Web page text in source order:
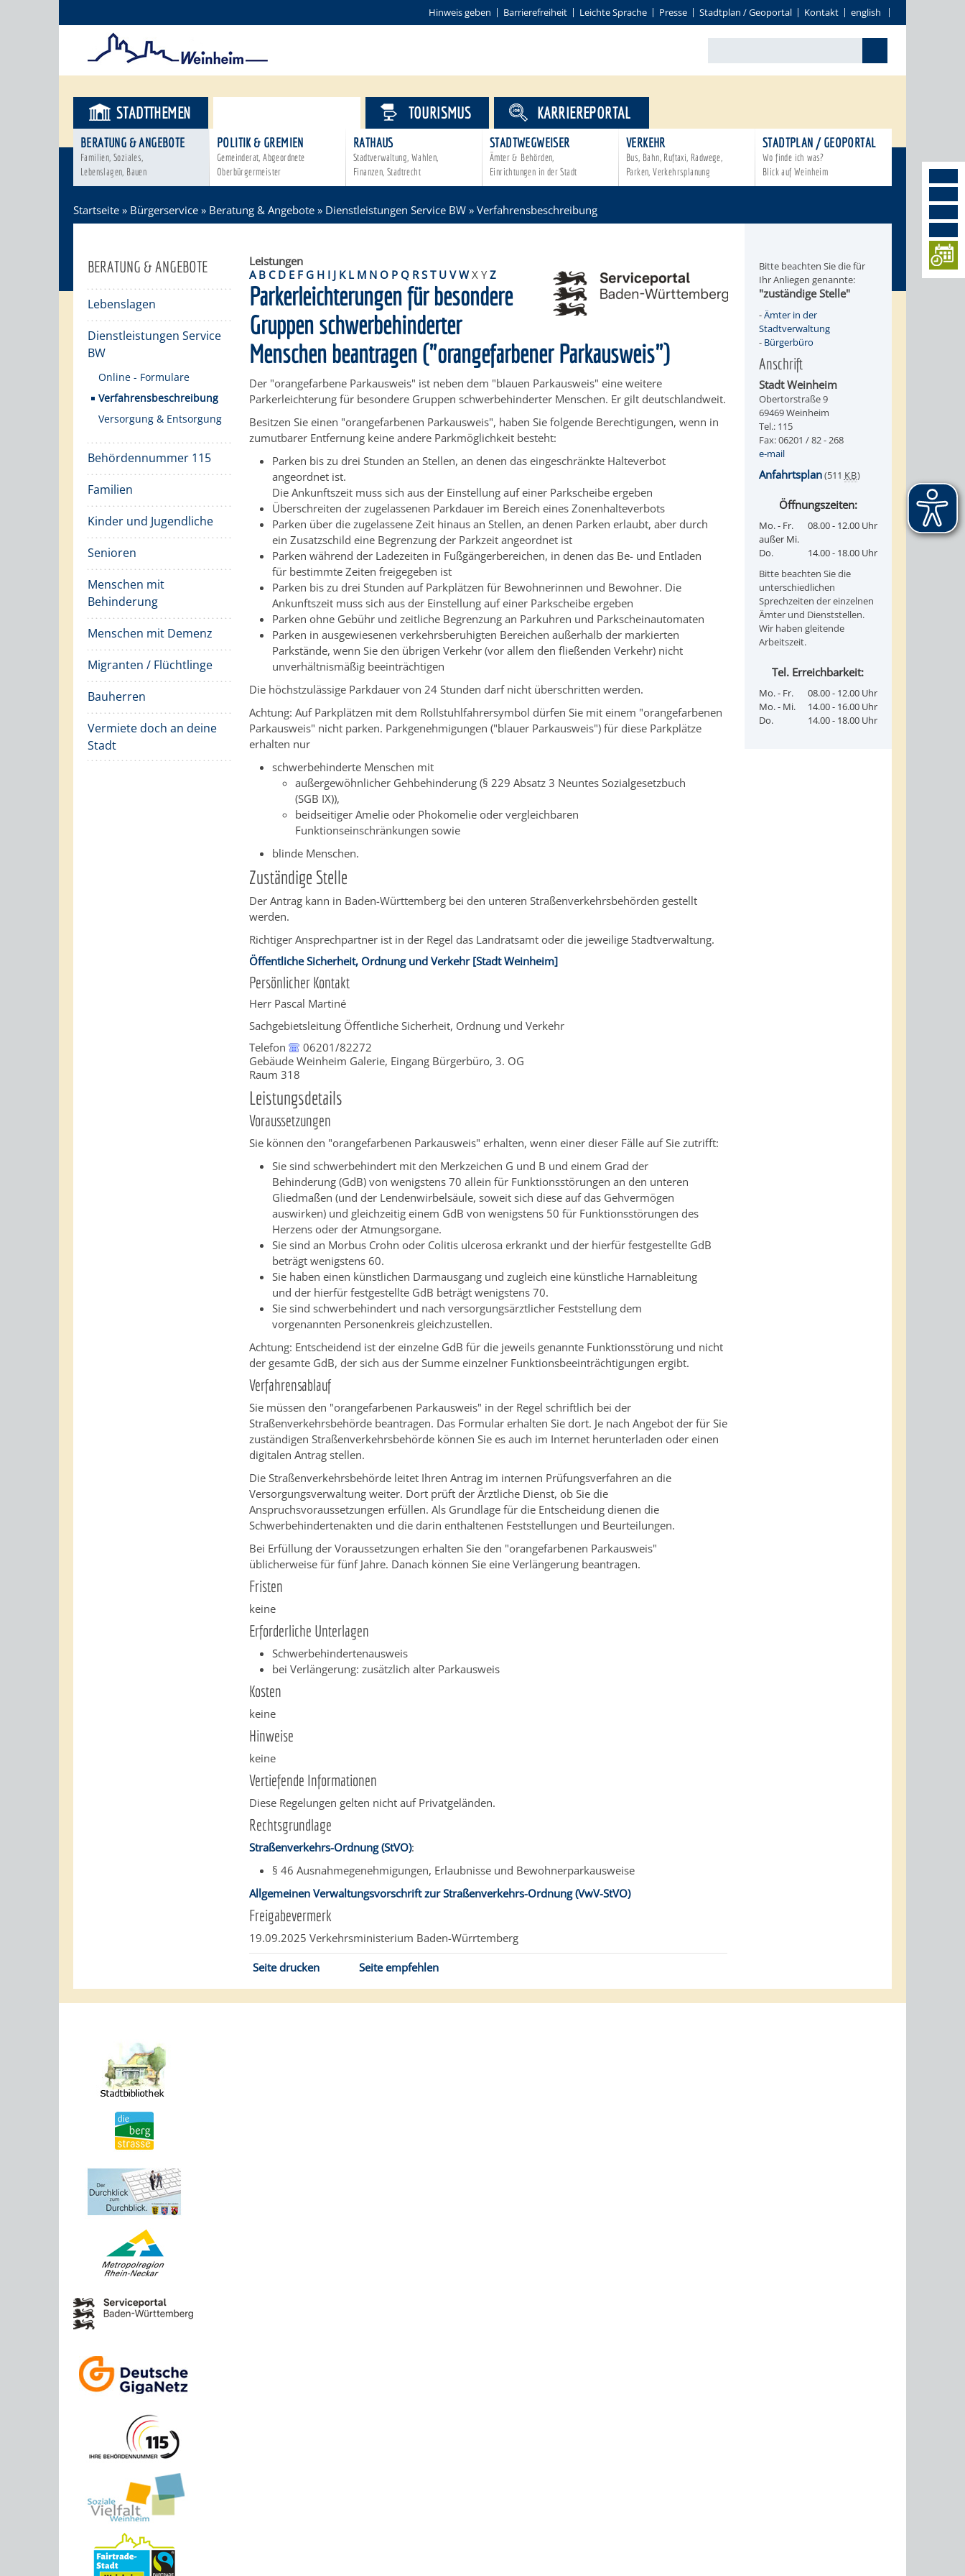
Hinweis geben Barrierefreiheit Leichte Sprache Presse Stadtplan / Geoportal Kontakt english
STADTTHEMEN
BERATUNG & ANGEBOTE
Familien, Soziales,
Lebenslagen, Bauen
POLITIK & GREMIEN
Gemeinderat, Abgeordnete
Oberbürgermeister
RATHAUS
Stadtverwaltung, Wahlen,
Finanzen, Stadtrecht
STADTWEGWEISER
Ämter & Behörden,
Einrichtungen in der Stadt
VERKEHR
Bus, Bahn, Ruftaxi, Radwege,
Parken, Verkehrsplanung
STADTPLAN / GEOPORTAL
Wo finde ich was?
Blick auf Weinheim
TOURISMUS KARRIEREPORTAL
Startseite » Bürgerservice » Beratung & Angebote » Dienstleistungen Service BW » Verfahrensbeschreibung
BERATUNG & ANGEBOTE
Lebenslagen
Dienstleistungen Service
BW
Online - Formulare
Verfahrensbeschreibung
Versorgung & Entsorgung
Behördennummer 115
Familien
Kinder und Jugendliche
Senioren
Menschen mit
Behinderung
Menschen mit Demenz
Migranten / Flüchtlinge
Bauherren
Vermiete doch an deine
Stadt
Leistungen
A B C D E F G H I J K L M N O P Q R S T U V W X Y Z
Parkerleichterungen für besondere
Gruppen schwerbehinderter
Menschen beantragen ("orangefarbener Parkausweis")
Der "orangefarbene Parkausweis" ist neben dem "blauen Parkausweis" eine weitere
Parkerleichterung für besondere Gruppen schwerbehinderter Menschen. Er gilt deutschlandweit.
Besitzen Sie einen "orangefarbenen Parkausweis", haben Sie folgende Berechtigungen, wenn in
zumutbarer Entfernung keine andere Parkmöglichkeit besteht:
Parken bis zu drei Stunden an Stellen, an denen das eingeschränkte Halteverbot
angeordnet ist.
Die Ankunftszeit muss sich aus der Einstellung auf einer Parkscheibe ergeben
Überschreiten der zugelassenen Parkdauer im Bereich eines Zonenhalteverbots
Parken über die zugelassene Zeit hinaus an Stellen, an denen Parken erlaubt, aber durch
ein Zusatzschild eine Begrenzung der Parkzeit angeordnet ist
Parken während der Ladezeiten in Fußgängerbereichen, in denen das Be- und Entladen
für bestimmte Zeiten freigegeben ist
Parken bis zu drei Stunden auf Parkplätzen für Bewohnerinnen und Bewohner. Die
Ankunftszeit muss sich aus der Einstellung auf einer Parkscheibe ergeben
Parken ohne Gebühr und zeitliche Begrenzung an Parkuhren und Parkscheinautomaten
Parken in ausgewiesenen verkehrsberuhigten Bereichen außerhalb der markierten
Parkstände, wenn Sie den übrigen Verkehr (vor allem den fließenden Verkehr) nicht
unverhältnismäßig beeinträchtigen
Die höchstzulässige Parkdauer von 24 Stunden darf nicht überschritten werden.
Achtung: Auf Parkplätzen mit dem Rollstuhlfahrersymbol dürfen Sie mit einem "orangefarbenen
Parkausweis" nicht parken. Parkgenehmigungen ("blauer Parkausweis") für diese Parkplätze
erhalten nur
schwerbehinderte Menschen mit
außergewöhnlicher Gehbehinderung (§ 229 Absatz 3 Neuntes Sozialgesetzbuch
(SGB IX)),
beidseitiger Amelie oder Phokomelie oder vergleichbaren
Funktionseinschränkungen sowie
blinde Menschen.
Zuständige Stelle
Der Antrag kann in Baden-Württemberg bei den unteren Straßenverkehrsbehörden gestellt
werden.
Richtiger Ansprechpartner ist in der Regel das Landratsamt oder die jeweilige Stadtverwaltung.
Öffentliche Sicherheit, Ordnung und Verkehr [Stadt Weinheim]
Persönlicher Kontakt
Herr Pascal Martiné
Sachgebietsleitung Öffentliche Sicherheit, Ordnung und Verkehr
Telefon
06201/82272
Gebäude Weinheim Galerie, Eingang Bürgerbüro, 3. OG
Raum 318
Leistungsdetails
Voraussetzungen
Sie können den "orangefarbenen Parkausweis" erhalten, wenn einer dieser Fälle auf Sie zutrifft:
Sie sind schwerbehindert mit den Merkzeichen G und B und einem Grad der
Behinderung (GdB) von wenigstens 70 allein für Funktionsstörungen an den unteren
Gliedmaßen (und der Lendenwirbelsäule, soweit sich diese auf das Gehvermögen
auswirken) und gleichzeitig einem GdB von wenigstens 50 für Funktionsstörungen des
Herzens oder der Atmungsorgane.
Sie sind an Morbus Crohn oder Colitis ulcerosa erkrankt und der hierfür festgestellte GdB
beträgt wenigstens 60.
Sie haben einen künstlichen Darmausgang und zugleich eine künstliche Harnableitung
und der hierfür festgestellte GdB beträgt wenigstens 70.
Sie sind schwerbehindert und nach versorgungsärztlicher Feststellung dem
vorgenannten Personenkreis gleichzustellen.
Achtung: Entscheidend ist der einzelne GdB für die jeweils genannte Funktionsstörung und nicht
der gesamte GdB, der sich aus der Summe einzelner Funktionsbeeinträchtigungen ergibt.
Verfahrensablauf
Sie müssen den "orangefarbenen Parkausweis" in der Regel schriftlich bei der
Straßenverkehrsbehörde beantragen. Das Formular erhalten Sie dort. Je nach Angebot der für Sie
zuständigen Straßenverkehrsbehörde können Sie es auch im Internet herunterladen oder einen
digitalen Antrag stellen.
Die Straßenverkehrsbehörde leitet Ihren Antrag im internen Prüfungsverfahren an die
Versorgungsverwaltung weiter. Dort prüft der Ärztliche Dienst, ob Sie die
Anspruchsvoraussetzungen erfüllen. Als Grundlage für die Entscheidung dienen die
Schwerbehindertenakten und die darin enthaltenen Feststellungen und Beurteilungen.
Bei Erfüllung der Voraussetzungen erhalten Sie den "orangefarbenen Parkausweis"
üblicherweise für fünf Jahre. Danach können Sie eine Verlängerung beantragen.
Fristen
keine
Erforderliche Unterlagen
Schwerbehindertenausweis
bei Verlängerung: zusätzlich alter Parkausweis
Kosten
keine
Hinweise
keine
Vertiefende Informationen
Diese Regelungen gelten nicht auf Privatgeländen.
Rechtsgrundlage
Straßenverkehrs-Ordnung (StVO):
§ 46 Ausnahmegenehmigungen, Erlaubnisse und Bewohnerparkausweise
Allgemeinen Verwaltungsvorschrift zur Straßenverkehrs-Ordnung (VwV-StVO)
Freigabevermerk
19.09.2025 Verkehrsministerium Baden-Würrtemberg
Seite drucken Seite empfehlen
Bitte beachten Sie die für
Ihr Anliegen genannte:
"zuständige Stelle"
-Ämter in der
Stadtverwaltung
- Bürgerbüro
Anschrift
Stadt Weinheim
Obertorstraße 9
69469 Weinheim
Tel.: 115
Fax: 06201 / 82 - 268
e-mail
Anfahrtsplan(511 KB)
Öffnungszeiten:
Mo. - Fr.
außer Mi.
08.00 - 12.00 Uhr
Do.
14.00 - 18.00 Uhr
Bitte beachten Sie die
unterschiedlichen
Sprechzeiten der einzelnen
Ämter und Dienststellen.
Wir haben gleitende
Arbeitszeit.
Tel. Erreichbarkeit:
Mo. - Fr.
08.00 - 12.00 Uhr
Mo. - Mi.
14.00 - 16.00 Uhr
Do.
14.00 - 18.00 Uhr